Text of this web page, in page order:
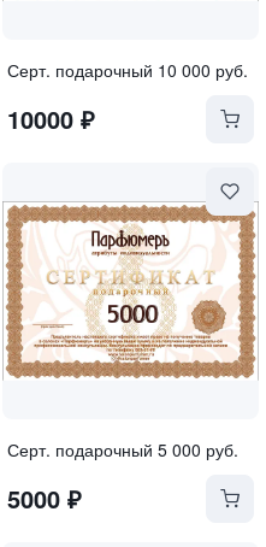
Серт. подарочный 10 000 руб.
10000₽
Серт. подарочный 5 000 руб.
5000₽